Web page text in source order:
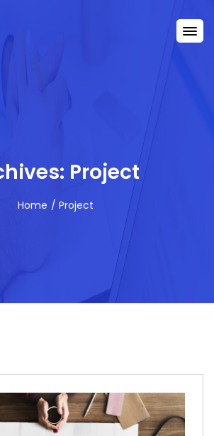
Project
Home Project